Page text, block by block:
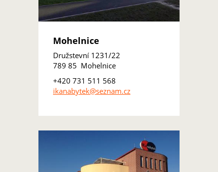
Mohelnice
Družstevní 1231/22
789 85 Mohelnice
+420 731 511 568
ikanabytek@seznam.cz